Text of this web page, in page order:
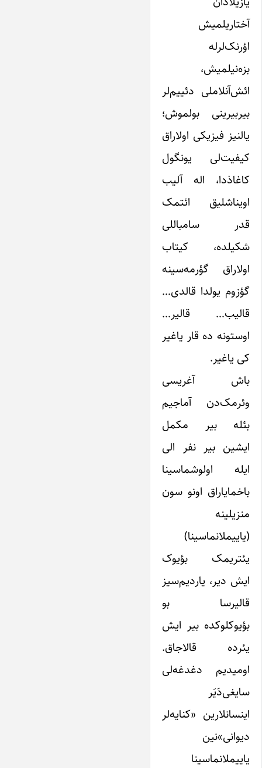
آختاریلمیش
اؤرنک‌لرله
بزه‌نیلمیش،
ائش‌آنلاملی دئییم‌لر
بیربیرینی بولموش؛
یالنیز فیزیکی اولاراق
کیفیت‌لی یونگول
کاغاذدا، اله آلیب
اویناشلیق ائتمک
قدر سامباللی
شکیلده، کیتاب
اولاراق گؤرمه‌سینه
گؤزوم یولدا قالدی…
قالیب… قالیر…
اوستونه ده قار یاغیر
کی یاغیر.
باش آغریسی
وئرمک‌دن آماجیم
بئله بیر مکمل
ایشین بیر نفر الی
ایله اولوشماسینا
باخمایاراق اونو سون
منزیلینه
(یاییملانماسینا)
یئتریمک بؤیوک
ایش دیر، یاردیم‌سیز
قالیرسا بو
بؤیوکلوکده بیر ایش
یئرده قالاجاق.
اومیدیم دغدغه‌لی
سایغی‌دَیَر
اینسانلارین «کنایه‌لر
دیوانی»نین
یاییملانماسینا